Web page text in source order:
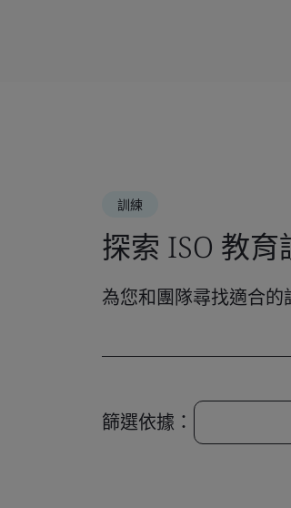
訓練
探索 ISO 教
為您和團隊尋找適合
篩選依據：